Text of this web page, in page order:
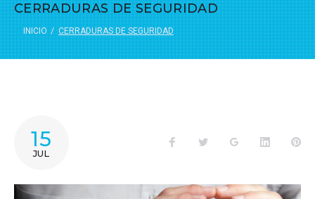
CERRADURAS DE SEGURIDAD
INICIO / CERRADURAS DE SEGURIDAD
ETIQUETA:
CERRADURAS
15
JUL
FacebookTwitter Google+ LinkedIn